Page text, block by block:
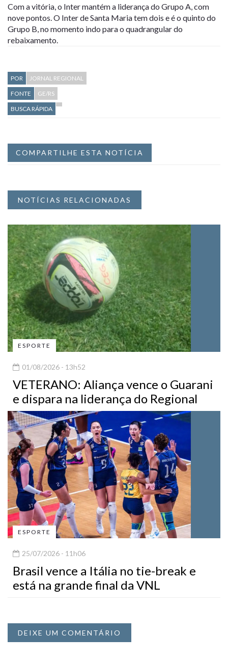
Com a vitória, o Inter mantém a liderança do Grupo A, com
nove pontos. O Inter de Santa Maria tem dois e é o quinto do
Grupo B, no momento indo para o quadrangular do
rebaixamento.
POR
JORNAL REGIONAL
FONTE
GE/RS
BUSCA RÁPIDA
COMPARTILHE ESTA NOTÍCIA
NOTÍCIAS RELACIONADAS
ESPORTE
01/08/2026 - 13h52
VETERANO: Aliança vence o Guarani
e dispara na liderança do Regional
ESPORTE
25/07/2026 - 11h06
Brasil vence a Itália no tie-break e
está na grande final da VNL
DEIXE UM COMENTÁRIO